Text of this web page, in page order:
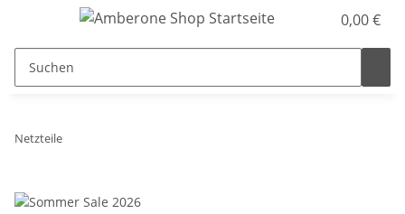
0,00 €
Netzteile